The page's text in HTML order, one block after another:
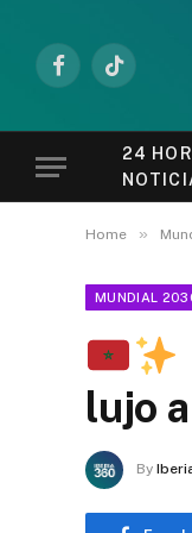
FacebookTikTok
24
Home »
MUNDIAL
lujo
By